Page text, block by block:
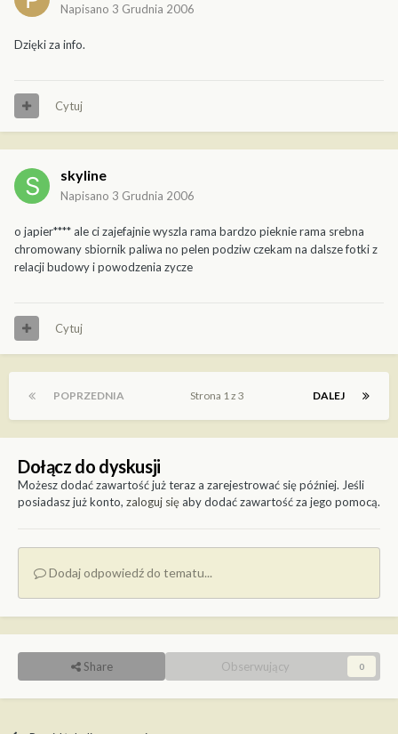
Napisano 3 Grudnia 2006
Dzięki za info.
Cytuj
skyline
Napisano 3 Grudnia 2006
o japier**** ale ci zajefajnie wyszla rama bardzo pieknie rama srebna
chromowany sbiornik paliwa no pelen podziw czekam na dalsze fotki z
relacji budowy i powodzenia zycze
Cytuj
POPRZEDNIA DALEJ
Strona 1 z 3
Dołącz do dyskusji
Możesz dodać zawartość już teraz a zarejestrować się później. Jeśli
posiadasz już konto, zaloguj sięaby dodać zawartość za jego pomocą.
Dodaj odpowiedź do tematu...
Share Obserwujący 0